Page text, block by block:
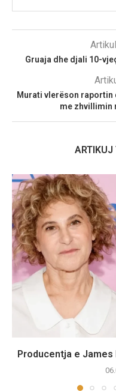
Gruaja dhe djali 10-
Murati vlerëson raportin
me zhvillimin
ARTIKUJ
Producentja e